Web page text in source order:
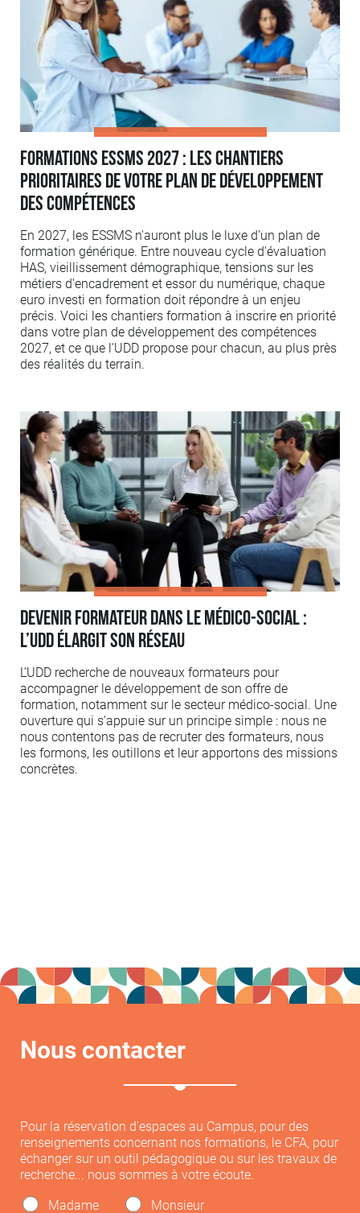
Formations ESSMS 2027 : les chantiers
prioritaires de votre plan de développement
des compétences
En 2027, les ESSMS n'auront plus le luxe d'un plan de
formation générique. Entre nouveau cycle d'évaluation
HAS, vieillissement démographique, tensions sur les
métiers d'encadrement et essor du numérique, chaque
euro investi en formation doit répondre à un enjeu
précis. Voici les chantiers formation à inscrire en priorité
dans votre plan de développement des compétences
2027, et ce que l'UDD propose pour chacun, au plus près
des réalités du terrain.
Devenir formateur dans le médico-social :
l’UDD élargit son réseau
L’UDD recherche de nouveaux formateurs pour
accompagner le développement de son offre de
formation, notamment sur le secteur médico-social. Une
ouverture qui s'appuie sur un principe simple : nous ne
nous contentons pas de recruter des formateurs, nous
les formons, les outillons et leur apportons des missions
concrètes.
Nous contacter
Pour la réservation d'espaces au Campus, pour des
renseignements concernant nos formations, le CFA, pour
échanger sur un outil pédagogique ou sur les travaux de
recherche... nous sommes à votre écoute.
Madame
Monsieur